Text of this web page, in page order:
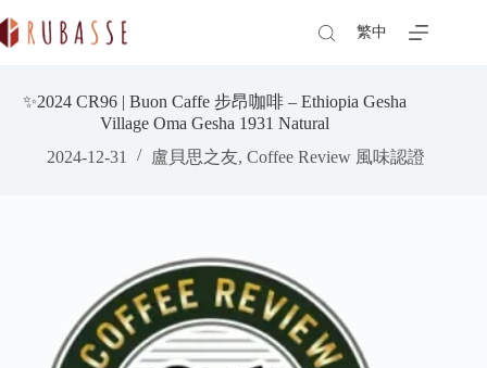
to
content
繁中
✨2024 CR96 | Buon Caffe 步昂咖啡 – Ethiopia Gesha
Village Oma Gesha 1931 Natural
2024-12-31
盧貝思之友,Coffee Review 風味認證